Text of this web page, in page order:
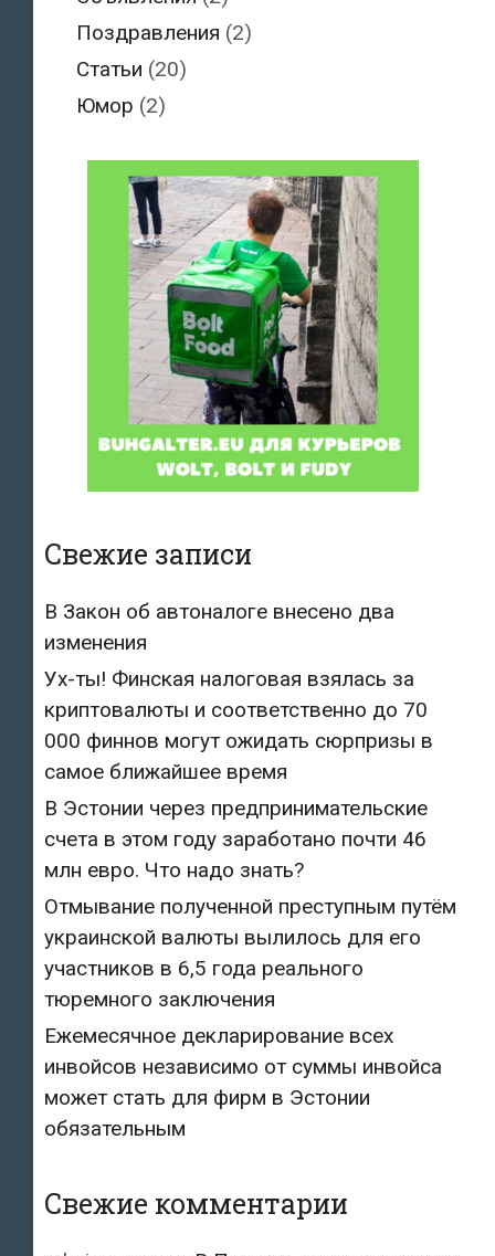
Поздравления (2)
Статьи (20)
Юмор (2)
Свежие записи
В Закон об автоналоге внесено два
изменения
Ух-ты! Финская налоговая взялась за
криптовалюты и соответственно до 70
000 финнов могут ожидать сюрпризы в
самое ближайшее время
В Эстонии через предпринимательские
счета в этом году заработано почти 46
млн евро. Что надо знать?
Отмывание полученной преступным путём
украинской валюты вылилось для его
участников в 6,5 года реального
тюремного заключения
Ежемесячное декларирование всех
инвойсов независимо от суммы инвойса
может стать для фирм в Эстонии
обязательным
Свежие комментарии